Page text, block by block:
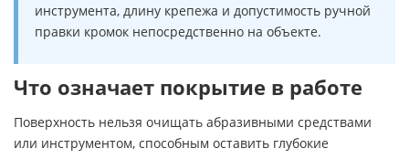
инструмента, длину крепежа и допустимость ручной
правки кромок непосредственно на объекте.
Что означает покрытие в работе
Поверхность нельзя очищать абразивными средствами
или инструментом, способным оставить глубокие